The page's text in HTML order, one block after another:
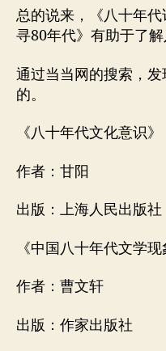
总的说来，《八十年
寻80年代》有助于了解
通过当当网的搜索，
的。
《八十年代文化意识》
作者：甘阳
出版：上海人民出版社
《中国八十年代文学现
作者：曹文轩
出版：作家出版社